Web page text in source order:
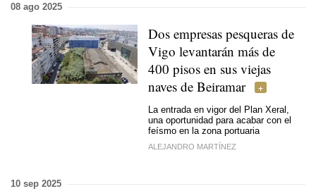
08 ago 2025
Dos empresas pesqueras de
Vigo levantarán más de
400 pisos en sus viejas
naves de Beiramar
La entrada en vigor del Plan Xeral,
una oportunidad para acabar con el
feísmo en la zona portuaria
ALEJANDRO MARTÍNEZ
10 sep 2025